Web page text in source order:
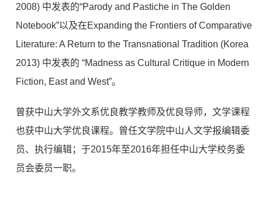
2008) 中发表的“Parody and Pastiche in The Golden
Notebook”以及在Expanding the Frontiers of Comparative
Literature: A Return to the Transnational Tradition (Korea
2013) 中发表的 “Madness as Cultural Critique in Modern
Fiction, East and West”。
曾获中山大学外文系优良教学教师及优良导师，文学课程
也获中山大学优良课程。曾任文学院中山人文学报编辑委
员、执行编辑；于2015年至2016年担任中山大学校务委
员会委员一职。